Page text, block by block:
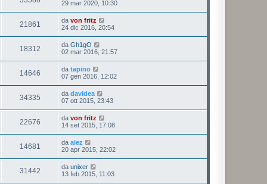
29 mar 2020, 10:30
21861 da von fritz
24 dic 2016, 20:54
18312 da Gh1gO
02 mar 2016, 21:57
14646 da tapino
07 gen 2016, 12:02
34335 da davidea
07 ott 2015, 23:43
22676 da von fritz
14 set 2015, 17:08
14681 da alez
20 apr 2015, 22:02
31442 da unixer
13 feb 2015, 11:03